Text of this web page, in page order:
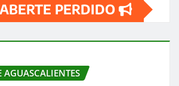
PERDIDO